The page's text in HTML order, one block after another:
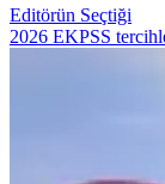
Editörün Seçtiği
2026 EKPSS